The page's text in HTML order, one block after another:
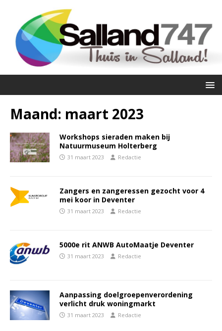
Maand: maart 2023
Workshops sieraden maken bij
Natuurmuseum Holterberg
31 maart 2023 Redactie
Zangers en zangeressen gezocht voor 4
mei koor in Deventer
31 maart 2023 Redactie
5000e rit ANWB AutoMaatje Deventer
31 maart 2023 Redactie
Aanpassing doelgroepenverordening
verlicht druk woningmarkt
31 maart 2023 Redactie